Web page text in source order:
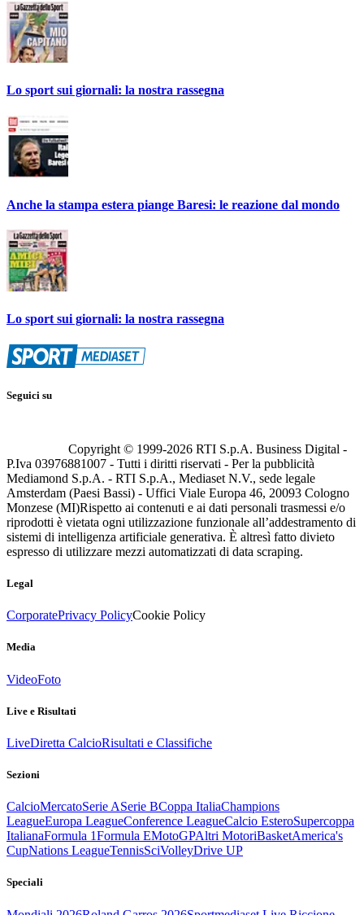
Lo sport sui giornali: la nostra rassegna
Anche la stampa estera piange Baresi: le reazione dal mondo
Lo sport sui giornali: la nostra rassegna
Seguici su
Copyright © 1999-2026 RTI S.p.A. Business Digital -
P.Iva 03976881007 - Tutti i diritti riservati - Per la pubblicità
Mediamond S.p.A. - RTI S.p.A., Mediaset N.V., sede legale
Amsterdam (Paesi Bassi) - Uffici Viale Europa 46, 20093 Cologno
Monzese (MI)Rispetto ai contenuti e ai dati personali trasmessi e/o
riprodotti è vietata ogni utilizzazione funzionale all’addestramento di
sistemi di intelligenza artificiale generativa. È altresì fatto divieto
espresso di utilizzare mezzi automatizzati di data scraping.
Legal
CorporatePrivacy PolicyCookie Policy
Media
VideoFoto
Live e Risultati
LiveDiretta CalcioRisultati e Classifiche
Sezioni
CalcioMercatoSerie ASerie BCoppa ItaliaChampions
LeagueEuropa LeagueConference LeagueCalcio EsteroSupercoppa
ItalianaFormula 1Formula EMotoGPAltri MotoriBasketAmerica's
CupNations LeagueTennisSciVolleyDrive UP
Speciali